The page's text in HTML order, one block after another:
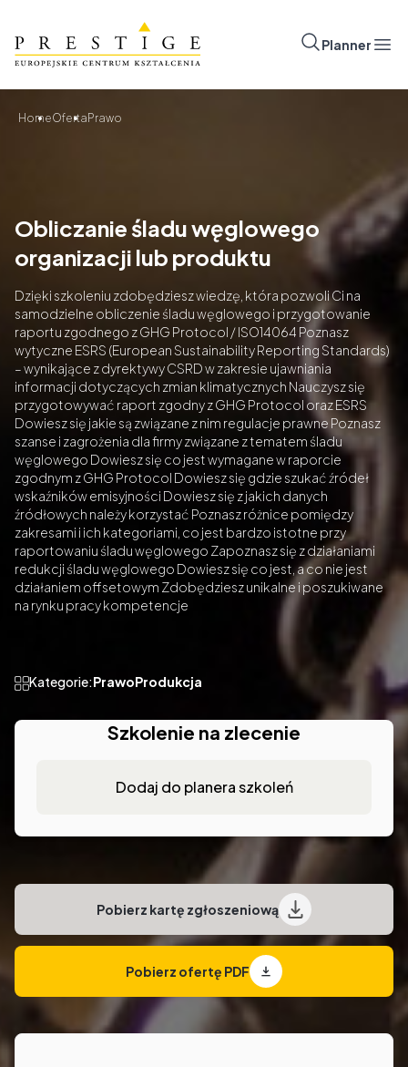
Planner
HomeOfertaPrawo
Obliczanie śladu węglowego
organizacji lub produktu
Dzięki szkoleniu zdobędziesz wiedzę, która pozwoli Ci na
samodzielne obliczenie śladu węglowego i przygotowanie
raportu zgodnego z GHG Protocol / ISO14064 Poznasz
wytyczne ESRS (European Sustainability Reporting Standards)
– wynikające z dyrektywy CSRD w zakresie ujawniania
informacji dotyczących zmian klimatycznych Nauczysz się
przygotowywać raport zgodny z GHG Protocol oraz ESRS
Dowiesz się jakie są związane z nim regulacje prawne Poznasz
szanse i zagrożenia dla firmy związane z tematem śladu
węglowego Dowiesz się co jest wymagane w raporcie
zgodnym z GHG Protocol Dowiesz się gdzie szukać źródeł
wskaźników emisyjności Dowiesz się z jakich danych
źródłowych należy korzystać Poznasz różnice pomiędzy
zakresami i ich kategoriami, co jest bardzo istotne przy
raportowaniu śladu węglowego Zapoznasz się z działaniami
redukcji śladu węglowego Dowiesz się co jest, a co nie jest
działaniem offsetowym Zdobędziesz unikalne i poszukiwane
na rynku pracy kompetencje
Kategorie:PrawoProdukcja
Szkolenie na zlecenie
Dodaj do planera szkoleń
Pobierz kartę zgłoszeniową
Pobierz ofertę PDF